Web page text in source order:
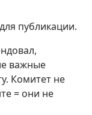
публикации.
важные
Комитет не
= они не